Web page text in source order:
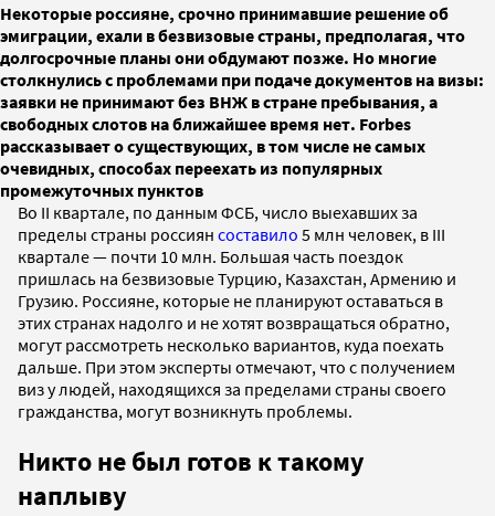
Некоторые россияне, срочно принимавшие решение об
эмиграции, ехали в безвизовые страны, предполагая, что
долгосрочные планы они обдумают позже. Но многие
столкнулись с проблемами при подаче документов на визы:
заявки не принимают без ВНЖ в стране пребывания, а
свободных слотов на ближайшее время нет. Forbes
рассказывает о существующих, в том числе не самых
очевидных, способах переехать из популярных
промежуточных пунктов
Во II квартале, по данным ФСБ, число выехавших за
пределы страны россиян составило 5 млн человек, в III
квартале — почти 10 млн. Большая часть поездок
пришлась на безвизовые Турцию, Казахстан, Армению и
Грузию. Россияне, которые не планируют оставаться в
этих странах надолго и не хотят возвращаться обратно,
могут рассмотреть несколько вариантов, куда поехать
дальше. При этом эксперты отмечают, что с получением
виз у людей, находящихся за пределами страны своего
гражданства, могут возникнуть проблемы.
Никто не был готов к такому
наплыву